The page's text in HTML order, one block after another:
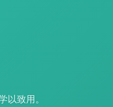
以致用。